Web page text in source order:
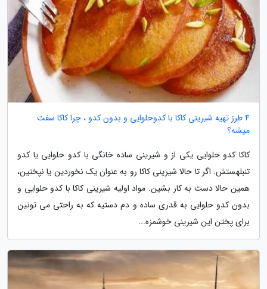
4 طرز تهیه شیرینی کاکا با کدوحلوایی و بدون کدو ، چرا کاکا سفت
میشه؟
کاکا کدو حلوایی یکی از و شیرینی ساده خانگی با کدو حلوایی یا کدو
تنبلهستش. اگر تا حالا شیرینی کاکا رو به عنوان یک نخوردین یا نپختین،
همین حالا دست به کار بشین. مواد اولیه شیرینی کاکا با کدو حلوایی و
بدون کدو حلوایی به قدری ساده و دم دستیه که به راحتی می تونین
برای پختن این شیرینی خوشمزه...